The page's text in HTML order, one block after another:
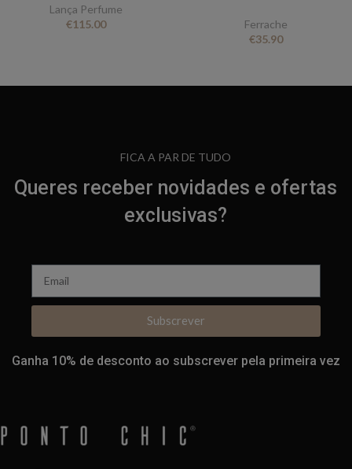
Lança Perfume
€115.00
Ferrache
€35.90
FICA A PAR DE TUDO
Queres receber novidades e ofertas
exclusivas?
Subscrever
Ganha 10% de desconto ao subscrever pela primeira vez